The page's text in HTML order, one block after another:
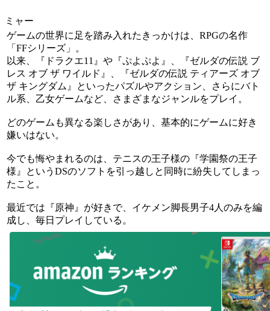
ミャー
ゲームの世界に足を踏み入れたきっかけは、RPGの名作
「FFシリーズ」。
以来、『ドラクエ11』や『ぷよぷよ』、『ゼルダの伝説 ブ
レス オブ ザ ワイルド』、『ゼルダの伝説 ティアーズ オブ
ザ キングダム』といったパズルやアクション、さらにバト
ル系、乙女ゲームなど、さまざまなジャンルをプレイ。
どのゲームも異なる楽しさがあり、基本的にゲームに好き
嫌いはない。
今でも悔やまれるのは、テニスの王子様の『学園祭の王子
様』というDSのソフトを引っ越しと同時に紛失してしまっ
たこと。
最近では『原神』が好きで、イケメン脚長男子4人のみを編
成し、毎日プレイしている。